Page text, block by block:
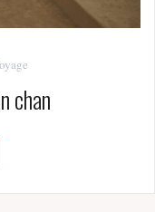
chan